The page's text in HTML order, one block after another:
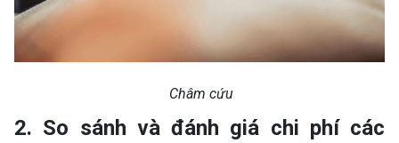
Châm cứu
2. So sánh và đánh giá chi phí các